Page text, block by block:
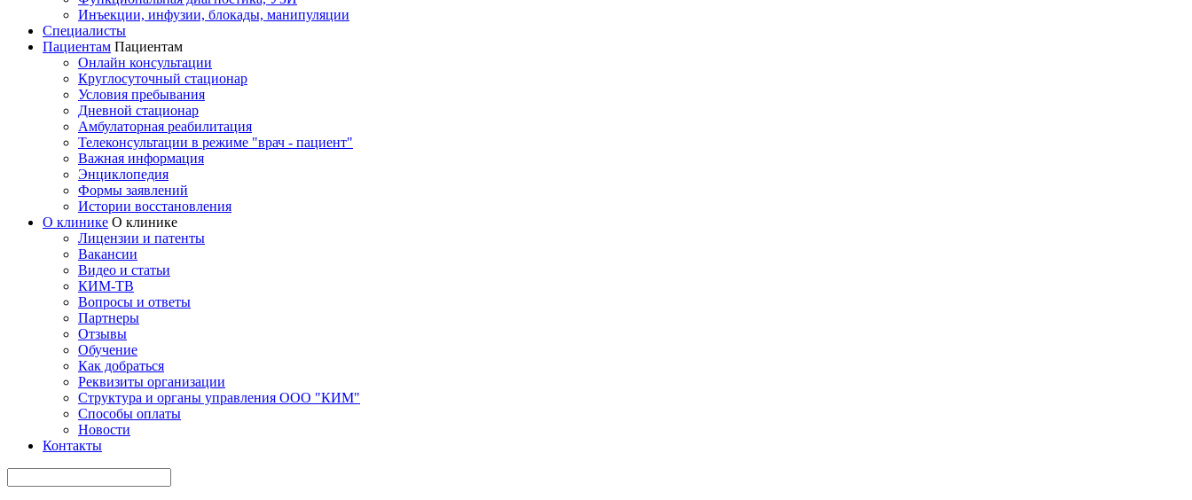
Инъекции, инфузии, блокады, манипуляции
Специалисты
Пациентам Пациентам
Онлайн консультации
Круглосуточный стационар
Условия пребывания
Дневной стационар
Амбулаторная реабилитация
Телеконсультации в режиме "врач - пациент"
Важная информация
Энциклопедия
Формы заявлений
Истории восстановления
О клинике О клинике
Лицензии и патенты
Вакансии
Видео и статьи
КИМ-ТВ
Вопросы и ответы
Партнеры
Отзывы
Обучение
Как добраться
Реквизиты организации
Структура и органы управления ООО "КИМ"
Способы оплаты
Новости
Контакты